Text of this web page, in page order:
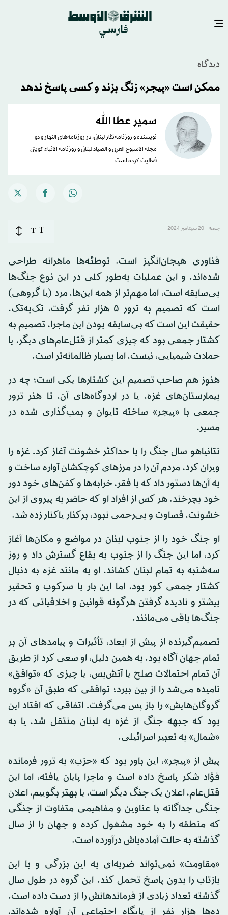
دیدگاه
ممکن است «پیجر» زنگ بزند و کسی پاسخ ندهد
سمير عطا الله
نویسنده و روزنامه‌نگار لبنانی، در روزنامه‌های النهار و دو
مجله الاسبوع العربی و الصیاد لبنانی و روزنامه الانباء کویتی
فعالیت کرده است
جمعه - 20 سپتامبر 2024 T
T
فناوری هیجان‌انگیز است. توطئه‌ها ماهرانه طراحی
شده‌اند. و این عملیات به‌طور کلی در این نوع جنگ‌ها
بی‌سابقه است، اما مهم‌تر از همه این‌ها، مرد (یا گروهی)
است که تصمیم به ترور ۵ هزار نفر گرفت، تک‌به‌تک.
حقیقت این است که بی‌سابقه بودن این ماجرا، تصمیم به
کشتار جمعی بود که چیزی کمتر از قتل‌عام‌های دیگر، یا
حملات شیمیایی، نیست، اما بسیار ظالمانه‌تر است.
هنوز هم صاحب تصمیم این کشتارها یکی است؛ چه در
بیمارستان‌های غزه، یا در اردوگاه‌های آن، تا هنر ترور
جمعی با «پیجر» ساخته تایوان و بمب‌گذاری شده در
مسیر.
نتانیاهو سال جنگ را با حداکثر خشونت آغاز کرد. غزه را
ویران کرد، مردم آن را در مرزهای کوچکشان آواره ساخت و
به آن‌ها دستور داد که با فقر، خرابه‌ها و کفن‌های خود دور
خود بچرخند. هر کس از افراد او که حاضر به پیروی از این
خشونت، قساوت و بی‌رحمی نبود، برکنار یاکنار زده شد.
او جنگ خود را از جنوب لبنان در مواضع و مکان‌ها آغاز
کرد، اما این جنگ را از جنوب به بقاع گسترش داد و روز
سه‌شنبه به تمام لبنان کشاند. او به مانند غزه به دنبال
کشتار جمعی کور بود، اما این بار با سرکوب و تحقیر
بیشتر و نادیده گرفتن هرگونه قوانین و اخلاقیاتی که در
جنگ‌ها باقی می‌مانند.
تصمیم‌گیرنده از پیش از ابعاد، تأثیرات و پیامدهای آن بر
تمام جهان آگاه بود. به همین دلیل، او سعی کرد از طریق
آن تمام احتمالات صلح یا آتش‌بس، یا چیزی که «توافق»
نامیده می‌شد را از بین ببرد؛ توافقی که طبق آن «گروه
گروگان‌هایش» را باز پس می‌گرفت. اتفاقی که افتاد این
بود که جبهه جنگ از غزه به لبنان منتقل شد، یا به
«شمال» به تعبیر اسرائیلی.
پیش از «پیجر»، این باور بود که «حزب» به ترور فرمانده
فؤاد شکر پاسخ داده است و ماجرا پایان یافته، اما این
قتل‌عام، اعلان یک جنگ دیگر است، یا بهتر بگوییم، اعلان
جنگی جداگانه با عناوین و مفاهیمی متفاوت از جنگی
که منطقه را به خود مشغول کرده و جهان را از سال
گذشته به حالت آماده‌باش درآورده است.
«مقاومت» نمی‌تواند ضربه‌ای به این بزرگی و با این
بازتاب را بدون پاسخ تحمل کند. این گروه در طول سال
گذشته تعداد زیادی از فرماندهانش را از دست داده است.
ده‌ها هزار نفر از پایگاه اجتماعی آن آواره شده‌اند،